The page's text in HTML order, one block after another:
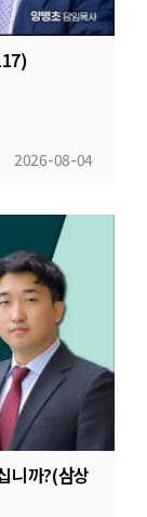
2026-08-04
?(삼상